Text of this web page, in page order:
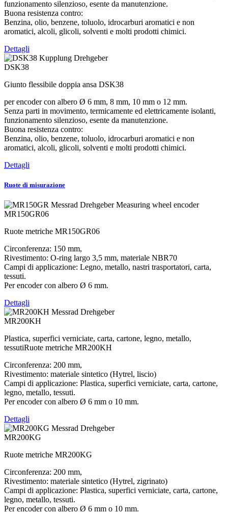
funzionamento silenzioso, esente da manutenzione.
Buona resistenza contro:
Benzina, olio, benzene, toluolo, idrocarburi aromatici e non
aromatici, alcoli, glicoli, solventi e molti prodotti chimici.
Dettagli
DSK38
Giunto flessibile doppia ansa DSK38
per encoder con albero Ø 6 mm, 8 mm, 10 mm o 12 mm.
Senza parti in movimento, termicamente ed elettricamente isolanti,
funzionamento silenzioso, esente da manutenzione.
Buona resistenza contro:
Benzina, olio, benzene, toluolo, idrocarburi aromatici e non
aromatici, alcoli, glicoli, solventi e molti prodotti chimici.
Dettagli
Ruote di misurazione
MR150GR06
Ruote metriche MR150GR06
Circonferenza: 150 mm,
Rivestimento: O-ring largo 3,5 mm, materiale NBR70
Campi di applicazione: Legno, metallo, nastri trasportatori, carta,
tessuti.
Per encoder con albero Ø 6 mm.
Dettagli
MR200KH
Plastica, superfici verniciate, carta, cartone, legno, metallo,
tessutiRuote metriche MR200KH
Circonferenza: 200 mm,
Rivestimento: materiale sintetico (Hytrel, liscio)
Campi di applicazione: Plastica, superfici verniciate, carta, cartone,
legno, metallo, tessuti.
Per encoder con albero Ø 6 mm o 10 mm.
Dettagli
MR200KG
Ruote metriche MR200KG
Circonferenza: 200 mm,
Rivestimento: materiale sintetico (Hytrel, zigrinato)
Campi di applicazione: Plastica, superfici verniciate, carta, cartone,
legno, metallo, tessuti.
Per encoder con albero Ø 6 mm o 10 mm.